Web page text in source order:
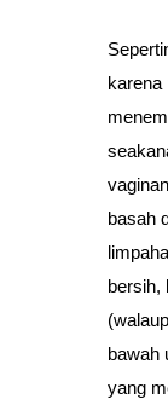
karena
basah
bersih,
bawah
yang